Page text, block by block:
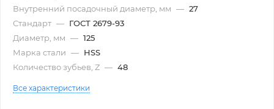
Внутренний посадочный диаметр, мм — 27
Стандарт — ГОСТ 2679-93
Диаметр, мм — 125
Марка стали — HSS
Количество зубьев, Z — 48
Все характеристики